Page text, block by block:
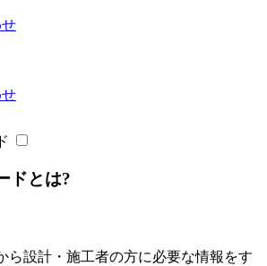
ドとは?
ら設計・施工者の方に必要な情報をす